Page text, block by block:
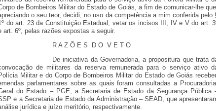
de Bombeiros Militar do Estado de Goiás, a fim de comunicar-lhe que,
o seu teor, decidi, no uso da competência a mim conferida pelo §
do art. 23 da Constituição Estadual, vetar os incisos III, IV e V do art. 3º
art. 6º, pelas razões expostas a seguir.
R A Z Õ E S D O V E T O
De iniciativa da Governadoria, a propositura que trata da
de militares da reserva remunerada para o serviço ativo da
Militar e do Corpo de Bombeiros Militar do Estado de Goiás recebeu
parlamentares sobre as quais foram consultadas a Procuradoria-
do Estado – PGE, a Secretaria de Estado da Segurança Pública –
e a Secretaria de Estado da Administração – SEAD, que apresentaram
jurídica e juízo meritório, respectivamente.